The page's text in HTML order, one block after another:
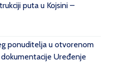
puta u Kojsini –
ponuditelja u otvorenom
Uređenje